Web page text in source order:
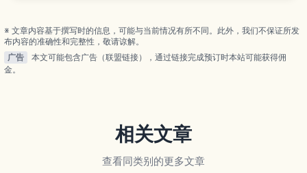
行程。
※ 文章内容基于撰写时的信息，可能与当前情况有所不同。此外，我们不保证所发
布内容的准确性和完整性，敬请谅解。
广告
本文可能包含广告（联盟链接），通过链接完成预订时本站可能获得佣
金。
相关文章
查看同类别的更多文章